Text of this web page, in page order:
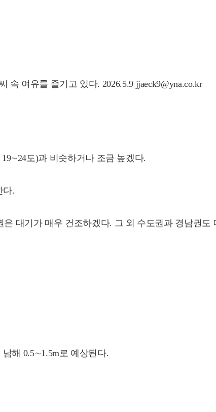
여유를 즐기고 있다. 2026.5.9 jjaeck9@yna.co.kr
도)과 비슷하거나 조금 높겠다.
다.
대기가 매우 건조하겠다. 그 외 수도권과 경남권도
해 0.5∼1.5m로 예상된다.